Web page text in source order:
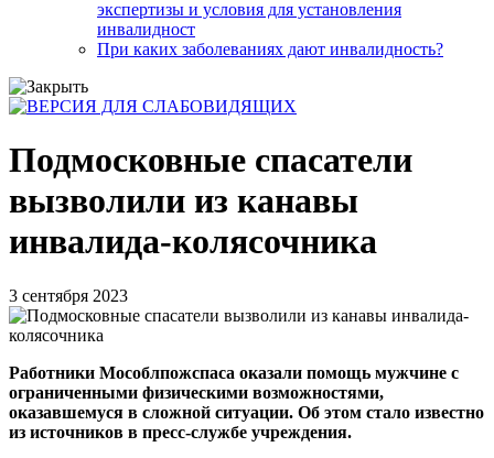
экспертизы и условия для установления
инвалидност
При каких заболеваниях дают инвалидность?
Подмосковные спасатели
вызволили из канавы
инвалида-колясочника
3 сентября 2023
Работники Мособлпожспаса оказали помощь мужчине с
ограниченными физическими возможностями,
оказавшемуся в сложной ситуации. Об этом стало известно
из источников в пресс-службе учреждения.